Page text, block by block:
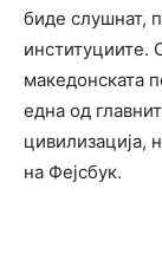
биде слушнат,
институциите.
македонската
една од
цивилизација,
на Фејсбук.